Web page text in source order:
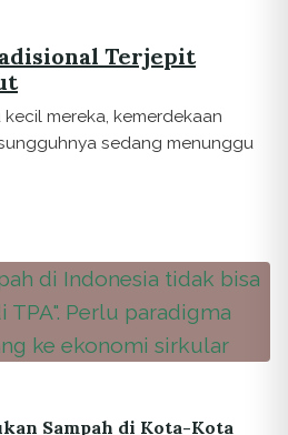
Terjepit
mereka, kemerdekaan
sedang menunggu
Sampah di Kota-Kota